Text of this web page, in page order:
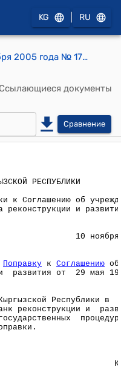
KG RU
Закон КР от 22 декабря 2005 года № 170 "О ратификации Поправки к Соглашению об учреждении Европейского банка реконструкции и развития"
Ссылающиеся документы
Сравнение